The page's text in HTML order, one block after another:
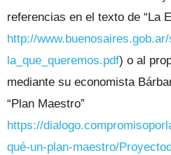
referencias en el texto de “La
http://
la_que_queremos.pdf) o al
mediante su economista
“Plan Maestro”
https://
qué-un-plan-maestro/